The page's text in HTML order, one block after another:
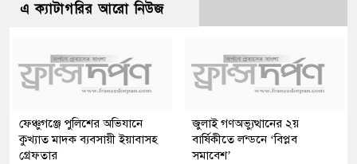
এ ক্যাটাগরির আরো নিউজ
ফেঞ্চুগঞ্জে পুলিশের অভিযানে
কুখ্যাত মাদক ব্যবসায়ী ইয়াবাসহ
গ্রেফতার
জুলাই গণঅভ্যুত্থানের ২য়
বার্ষিকীতে লন্ডনে ‘বিপ্লব
সমাবেশ’